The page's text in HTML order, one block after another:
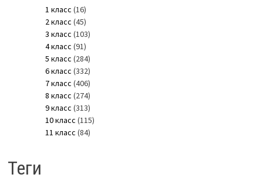
1 класс (16)
2 класс (45)
3 класс (103)
4 класс (91)
5 класс (284)
6 класс (332)
7 класс (406)
8 класс (274)
9 класс (313)
10 класс (115)
11 класс (84)
Теги